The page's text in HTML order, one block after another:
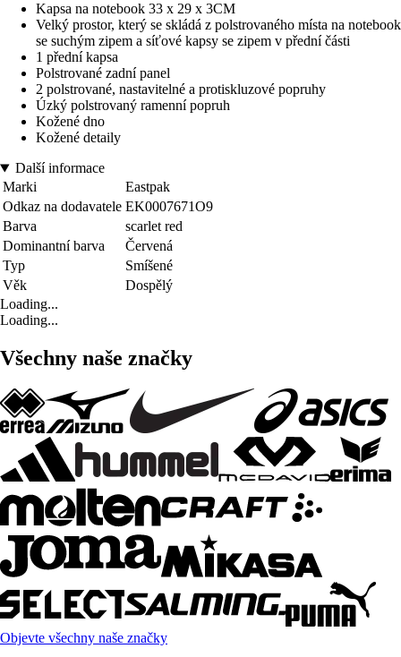
Kapsa na notebook 33 x 29 x 3CM
Velký prostor, který se skládá z polstrovaného místa na notebook
se suchým zipem a síťové kapsy se zipem v přední části
1 přední kapsa
Polstrované zadní panel
2 polstrované, nastavitelné a protiskluzové popruhy
Úzký polstrovaný ramenní popruh
Kožené dno
Kožené detaily
Další informace
Marki
Eastpak
Odkaz na dodavatele EK0007671O9
Barva
scarlet red
Dominantní barva
Červená
Typ
Smíšené
Věk
Dospělý
Loading...
Loading...
Všechny naše značky
Objevte všechny naše značky